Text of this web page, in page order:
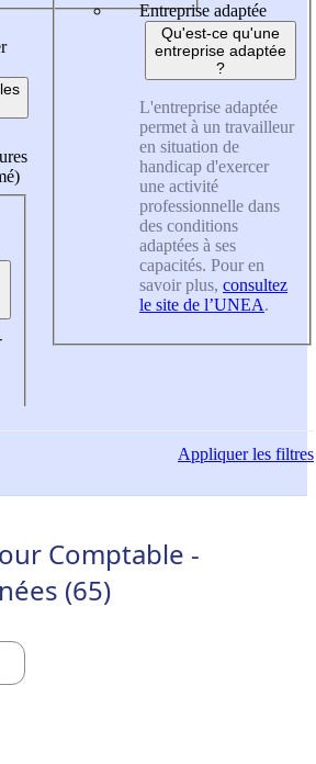
Entreprise adaptée
Qu'est-ce qu'une
entreprise adaptée
?
L'entreprise adaptée
permet à un travailleur
en situation de
handicap d'exercer
une activité
professionnelle dans
des conditions
adaptées à ses
capacités. Pour en
savoir plus, consultez
le site de l’UNEA.
Appliquerles filtres
Comptable -
(65)